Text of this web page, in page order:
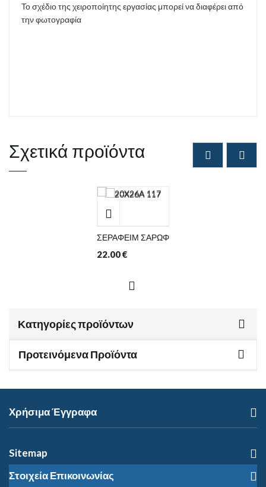
Το σχέδιο της χειροποίητης εργασίας μπορεί να διαφέρει από
την φωτογραφία
Σχετικά προϊόντα
ΣΕΡΑΦΕΙΜ ΣΑΡΩΦ
22.00€
Κατηγορίες προϊόντων
Προτεινόμενα Προϊόντα
Χρήσιμα Έγγραφα
Sitemap
Στοιχεία Επικοινωνίας